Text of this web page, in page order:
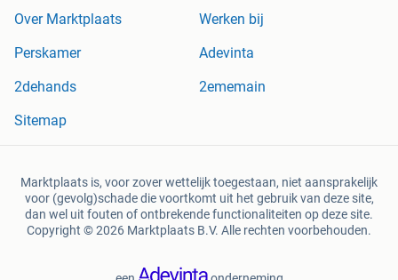
Over Marktplaats
Werken bij
Perskamer
Adevinta
2dehands
2ememain
Sitemap
Marktplaats is, voor zover wettelijk toegestaan, niet aansprakelijk
voor (gevolg)schade die voortkomt uit het gebruik van deze site,
dan wel uit fouten of ontbrekende functionaliteiten op deze site.
Copyright © 2026 Marktplaats B.V. Alle rechten voorbehouden.